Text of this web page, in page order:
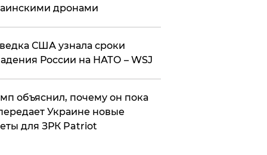
дронами
США узнала сроки
России на НАТО – WSJ
объяснил, почему он пока
Украине новые
для ЗРК Patriot